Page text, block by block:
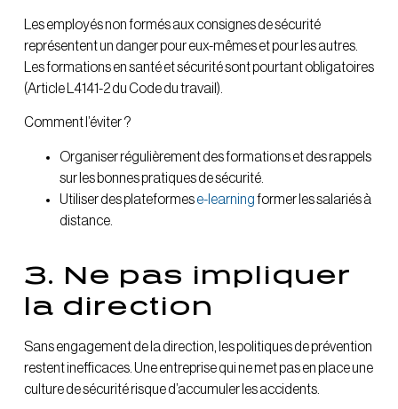
Les employés non formés aux consignes de sécurité
représentent un danger pour eux-mêmes et pour les autres.
Les formations en santé et sécurité sont pourtant obligatoires
(Article L4141-2 du Code du travail).
Comment l’éviter ?
Organiser régulièrement des formations et des rappels
sur les bonnes pratiques de sécurité.
Utiliser des plateformese-learningformer les salariés à
distance.
3. Ne pas impliquer
la direction
Sans engagement de la direction, les politiques de prévention
restent inefficaces. Une entreprise qui ne met pas en place une
culture de sécurité risque d’accumuler les accidents.